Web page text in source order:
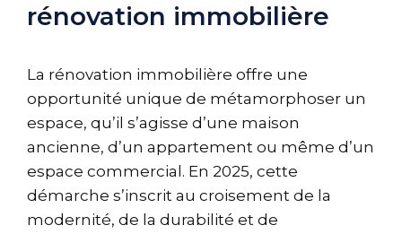
rénovation immobilière
La rénovation immobilière offre une
opportunité unique de métamorphoser un
espace, qu’il s’agisse d’une maison
ancienne, d’un appartement ou même d’un
espace commercial. En 2025, cette
démarche s’inscrit au croisement de la
modernité, de la durabilité et de